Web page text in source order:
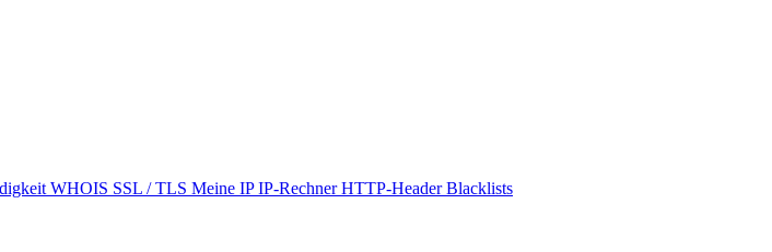
WHOIS SSL / TLS Meine IPIP-RechnerHTTP-HeaderBlacklists